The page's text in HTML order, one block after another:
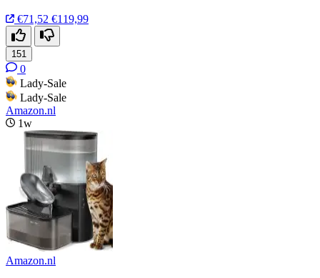
€71,52 €119,99
151
0
Lady-Sale
Lady-Sale
Amazon.nl
1w
Amazon.nl